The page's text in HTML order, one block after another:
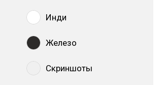
Инди
Железо
Скриншоты